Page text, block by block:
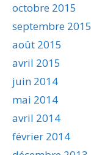
octobre 2015
septembre 2015
août 2015
avril 2015
juin 2014
mai 2014
avril 2014
février 2014